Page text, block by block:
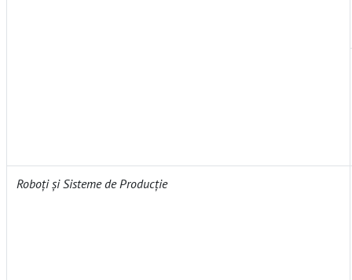
Roboți și Sisteme de Producție